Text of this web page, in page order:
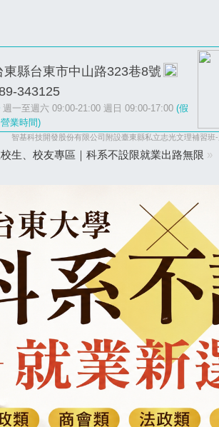
東縣台東市中山路323巷8號
343125
週一至週六 09:00-21:00 週日 09:00-17:00 (假
業時間)
智基科技開發股份有限公司附設臺東縣私立志光文理補習班
生、校友專區｜科系不設限就業出路無限 »